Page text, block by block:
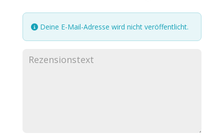
Deine E-Mail-Adresse wird nicht veröffentlicht.